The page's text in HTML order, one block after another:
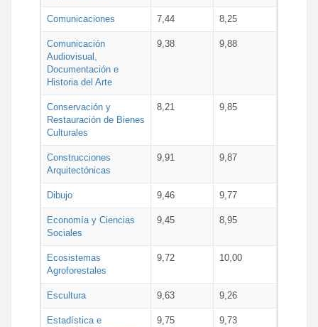
Comunicaciones 7,44 8,25
Comunicación
Audiovisual,
Documentación e
Historia del Arte
9,38 9,88
Conservación y
Restauración de Bienes
Culturales
8,21 9,85
Construcciones
Arquitectónicas
9,91 9,87
Dibujo 9,46 9,77
Economía y Ciencias
Sociales
9,45 8,95
Ecosistemas
Agroforestales
9,72 10,00
Escultura 9,63 9,26
Estadística e
9,75 9,73